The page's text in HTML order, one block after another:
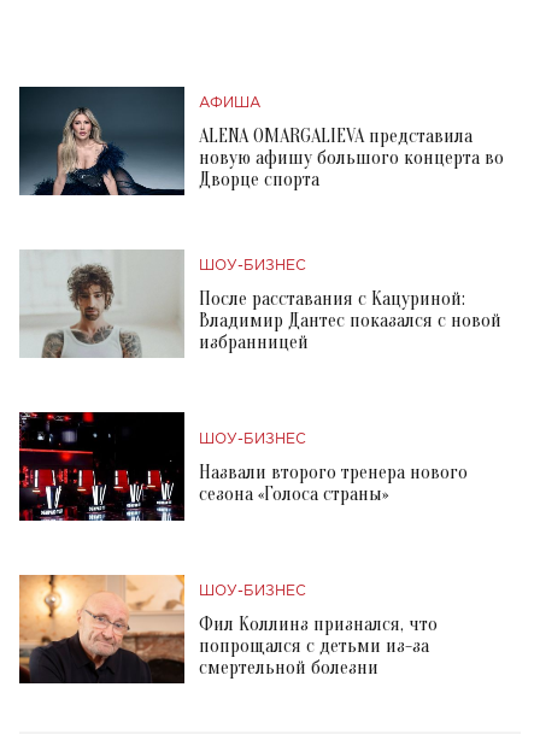
АФИША
ALENA OMARGALIEVA представила
новую афишу большого концерта во
Дворце спорта
ШОУ-БИЗНЕС
После расставания с Кацуриной:
Владимир Дантес показался с новой
избранницей
ШОУ-БИЗНЕС
Назвали второго тренера нового
сезона «Голоса страны»
ШОУ-БИЗНЕС
Фил Коллинз признался, что
попрощался с детьми из-за
смертельной болезни